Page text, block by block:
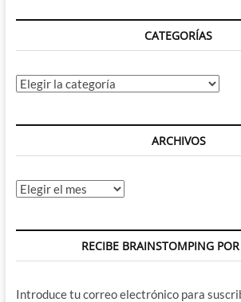
CATEGORÍAS
Categorías
ARCHIVOS
Archivos
RECIBE BRAINSTOMPING
Introduce tu correo electrónico para